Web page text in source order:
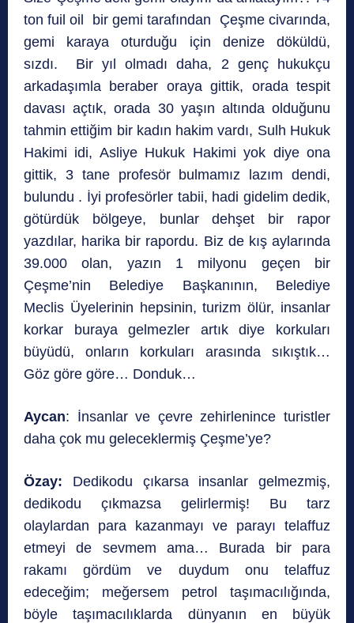
ton fuil oil bir gemi tarafından Çeşme civarında,
gemi karaya oturduğu için denize döküldü,
sızdı. Bir yıl olmadı daha, 2 genç hukukçu
arkadaşımla beraber oraya gittik, orada tespit
davası açtık, orada 30 yaşın altında olduğunu
tahmin ettiğim bir kadın hakim vardı, Sulh Hukuk
Hakimi idi, Asliye Hukuk Hakimi yok diye ona
gittik, 3 tane profesör bulmamız lazım dendi,
bulundu . İyi profesörler tabii, hadi gidelim dedik,
götürdük bölgeye, bunlar dehşet bir rapor
yazdılar, harika bir rapordu. Biz de kış aylarında
39.000 olan, yazın 1 milyonu geçen bir
Çeşme’nin Belediye Başkanının, Belediye
Meclis Üyelerinin hepsinin, turizm ölür, insanlar
korkar buraya gelmezler artık diye korkuları
büyüdü, onların korkuları arasında sıkıştık…
Göz göre göre… Donduk…
Aycan: İnsanlar ve çevre zehirlenince turistler
daha çok mu geleceklermiş Çeşme’ye?
Özay: Dedikodu çıkarsa insanlar gelmezmiş,
dedikodu çıkmazsa gelirlermiş! Bu tarz
olaylardan para kazanmayı ve parayı telaffuz
etmeyi de sevmem ama… Burada bir para
rakamı gördüm ve duydum onu telaffuz
edeceğim; meğersem petrol taşımacılığında,
böyle taşımacılıklarda dünyanın en büyük